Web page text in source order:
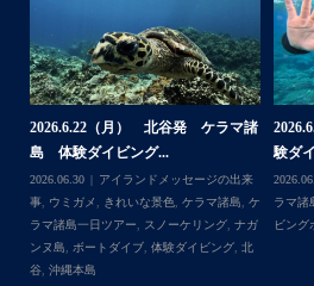
梅雨明け後のパーフェクトな海
BBQ、シュノーケリングとお楽
・
・
何ヶ月も前からやり取りさせて頂
たので、お天気とコンディション
足な一日を過ごして頂けて本当
また来年も社員旅行で沖縄へいら
くださいね！！
ありがとうございま
【台風13号によるツアー中止のお知
らせ】
2026.08.06
アイランドメッセージの出来
事, 台風
島 体
事,き
一日ツ